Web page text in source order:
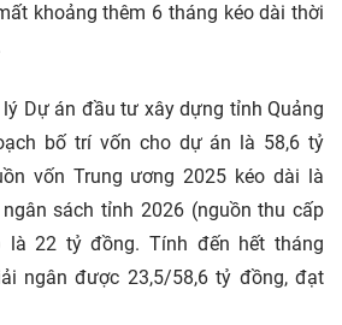
khoảng thêm 6 tháng kéo dài thời
lý Dự án đầu tư xây dựng tỉnh Quảng
bố trí vốn cho dự án là 58,6 tỷ
vốn Trung ương 2025 kéo dài là
sách tỉnh 2026 (nguồn thu cấp
là 22 tỷ đồng. Tính đến hết tháng
ngân được 23,5/58,6 tỷ đồng, đạt